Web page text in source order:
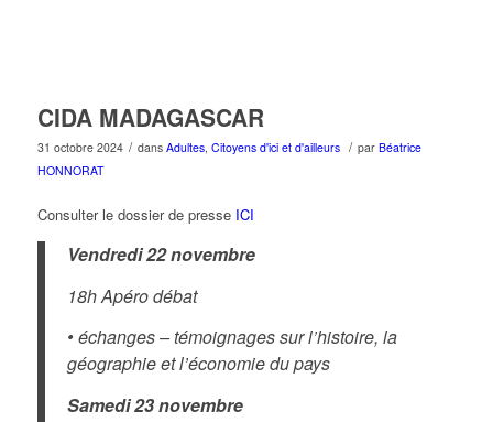
CIDA MADAGASCAR
31 octobre 2024 / dans Adultes, Citoyens d'ici et d'ailleurs / par Béatrice
HONNORAT
Consulter le dossier de presse ICI
Vendredi 22 novembre
18hApéro débat
• échanges – témoignages sur l’histoire, la
géographie et l’économie du pays
Samedi 23 novembre